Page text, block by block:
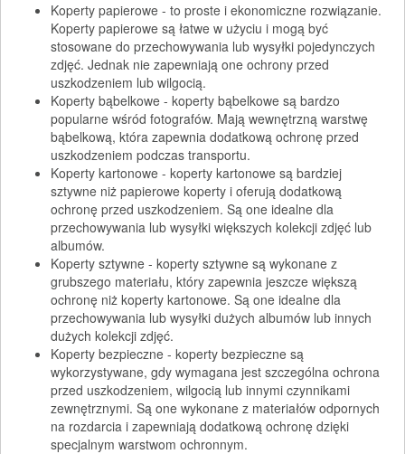
Koperty papierowe - to proste i ekonomiczne rozwiązanie.
Koperty papierowe są łatwe w użyciu i mogą być
stosowane do przechowywania lub wysyłki pojedynczych
zdjęć. Jednak nie zapewniają one ochrony przed
uszkodzeniem lub wilgocią.
Koperty bąbelkowe - koperty bąbelkowe są bardzo
popularne wśród fotografów. Mają wewnętrzną warstwę
bąbelkową, która zapewnia dodatkową ochronę przed
uszkodzeniem podczas transportu.
Koperty kartonowe - koperty kartonowe są bardziej
sztywne niż papierowe koperty i oferują dodatkową
ochronę przed uszkodzeniem. Są one idealne dla
przechowywania lub wysyłki większych kolekcji zdjęć lub
albumów.
Koperty sztywne - koperty sztywne są wykonane z
grubszego materiału, który zapewnia jeszcze większą
ochronę niż koperty kartonowe. Są one idealne dla
przechowywania lub wysyłki dużych albumów lub innych
dużych kolekcji zdjęć.
Koperty bezpieczne - koperty bezpieczne są
wykorzystywane, gdy wymagana jest szczególna ochrona
przed uszkodzeniem, wilgocią lub innymi czynnikami
zewnętrznymi. Są one wykonane z materiałów odpornych
na rozdarcia i zapewniają dodatkową ochronę dzięki
specjalnym warstwom ochronnym.